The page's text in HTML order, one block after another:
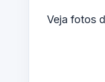
Veja fotos